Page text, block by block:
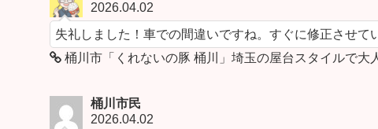
2026.04.02
失礼しました！車での間違いですね。すぐに修正させて
桶川市「くれないの豚 桶川」埼玉の屋台スタイルで大
桶川市民
2026.04.02